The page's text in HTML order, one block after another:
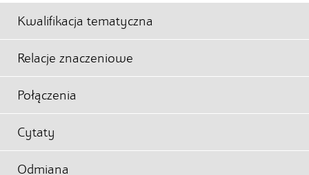
Kwalifikacja tematyczna
Relacje znaczeniowe
Połączenia
Cytaty
Odmiana